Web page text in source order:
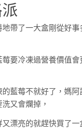
地帶了一大盒剛從好
莓要冷凍過營養價值
藍莓不就好了，媽
又會爛掉，
漂亮的就趕快買了一